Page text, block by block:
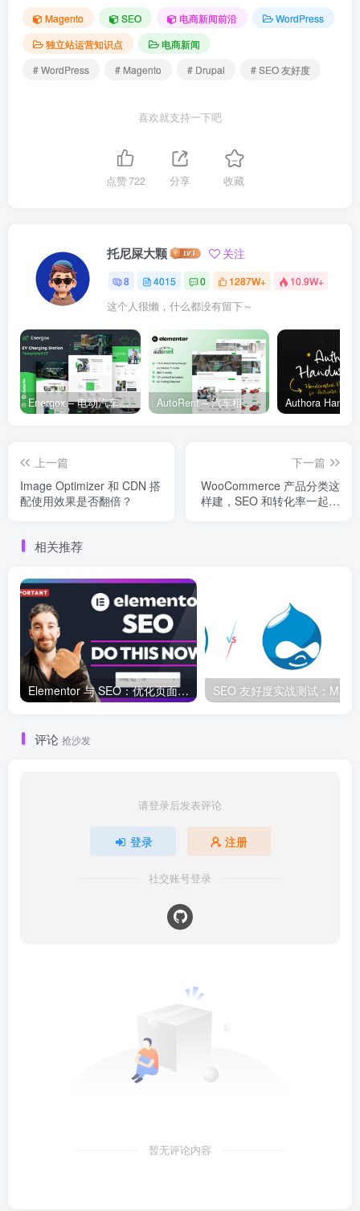
Magento SEO 电商新闻前沿
WordPress
独立站运营知识点
电商新闻
# WordPress
# Magento # Drupal # SEO 友好度
喜欢就支持一下吧
点赞722 分享 收藏
托尼屎大颗 关注
8 4015 0 1287W+ 10.9W+
这个人很懒，什么都没有留下～
Energox – 电动汽车充电站 Elementor 模板套件 AutoRent – 汽车租赁服务 Elementor 模板套件
上一篇
Image Optimizer 和 CDN 搭
配使用效果是否翻倍？
下一篇
WooCommerce 产品分类这
样建，SEO 和转化率一起提
相关推荐
Elementor 与 SEO：优化页面结构和加载速度的最佳实践
评论 抢沙发
请登录后发表评论
登录 注册
社交账号登录
暂无评论内容